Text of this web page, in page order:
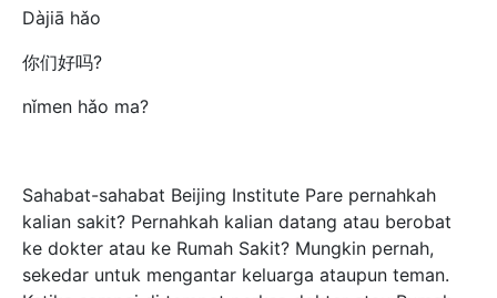
Dàjiā hǎo
你们好吗?
nǐmen hǎo ma?
Sahabat-sahabat Beijing Institute Pare pernahkah
kalian sakit? Pernahkah kalian datang atau berobat
ke dokter atau ke Rumah Sakit? Mungkin pernah,
sekedar untuk mengantar keluarga ataupun teman.